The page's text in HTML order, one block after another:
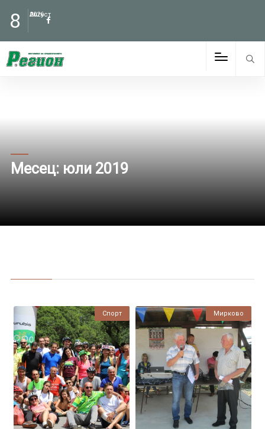
8 Август
2026
Месец:юли 2019
Спорт Мирково